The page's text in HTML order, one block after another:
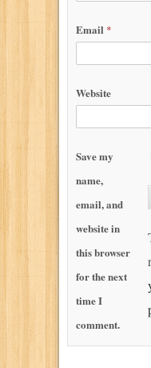
Email *
Website
Save my
name,
email, and
website in
this browser
for the next
time I
comment.